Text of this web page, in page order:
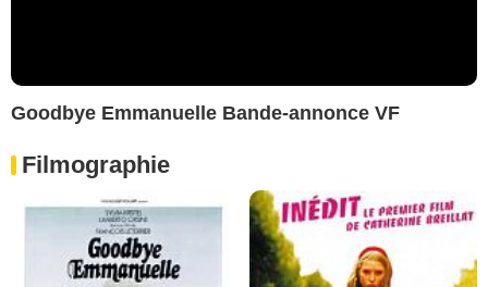
Goodbye Emmanuelle Bande-annonce VF
Filmographie